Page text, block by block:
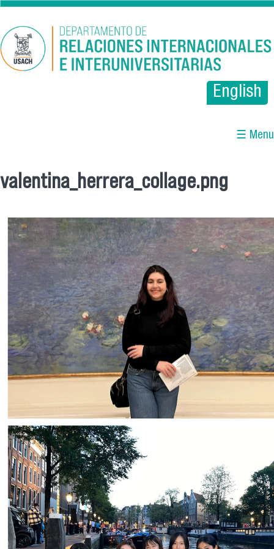
Pasar al contenido principal
English
☰ Menu
Se encuentra usted aquí
valentina_herrera_collage.png